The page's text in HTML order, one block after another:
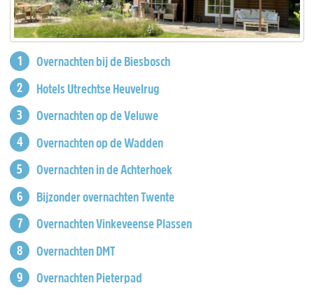
Overnachten bij de Biesbosch
Hotels Utrechtse Heuvelrug
Overnachten op de Veluwe
Overnachten op de Wadden
Overnachten in de Achterhoek
Bijzonder overnachten Twente
Overnachten Vinkeveense Plassen
Overnachten DMT
Overnachten Pieterpad